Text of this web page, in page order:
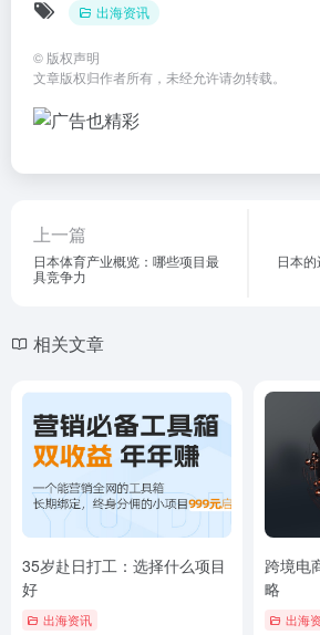
出海资讯
© 版权声明
文章版权归作者所有，未经允许请勿转载。
上一篇
日本体育产业概览：哪些项目最
具竞争力
日本
相关文章
35岁赴日打工：选择什么项目
好
出海资讯
跨境电
略
出海